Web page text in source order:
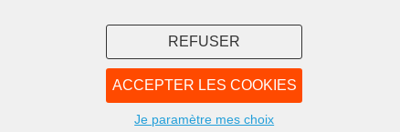
ACCEPTER LES COOKIES
REFUSER
Je paramètre mes choix
NOUS